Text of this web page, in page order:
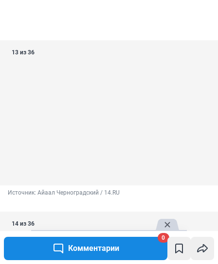
Комментарии
0
13 из 36
Источник: Айаал Черноградский / 14.RU
14 из 36